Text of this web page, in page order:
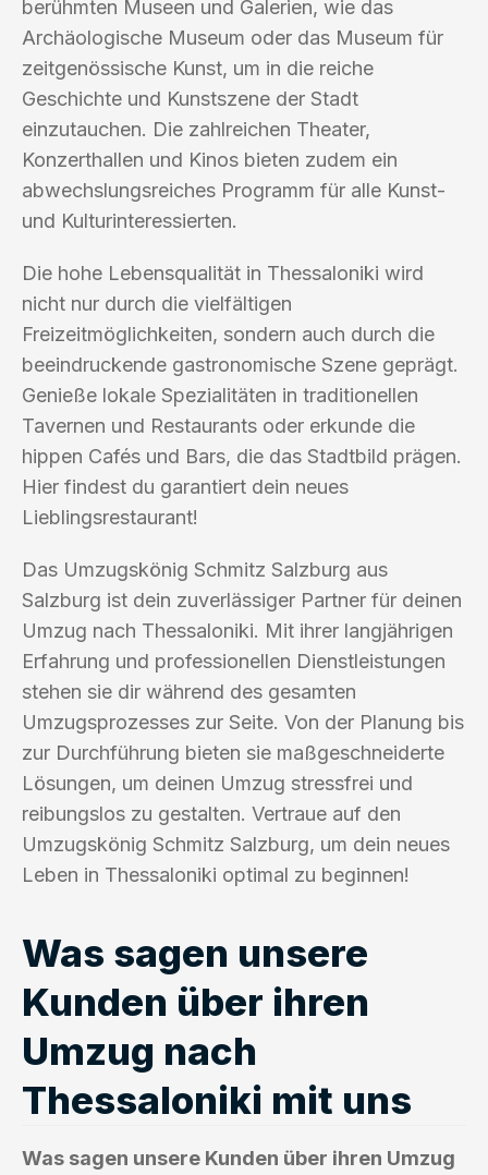
berühmten Museen und Galerien, wie das
Archäologische Museum oder das Museum für
zeitgenössische Kunst, um in die reiche
Geschichte und Kunstszene der Stadt
einzutauchen. Die zahlreichen Theater,
Konzerthallen und Kinos bieten zudem ein
abwechslungsreiches Programm für alle Kunst-
und Kulturinteressierten.
Die hohe Lebensqualität in Thessaloniki wird
nicht nur durch die vielfältigen
Freizeitmöglichkeiten, sondern auch durch die
beeindruckende gastronomische Szene geprägt.
Genieße lokale Spezialitäten in traditionellen
Tavernen und Restaurants oder erkunde die
hippen Cafés und Bars, die das Stadtbild prägen.
Hier findest du garantiert dein neues
Lieblingsrestaurant!
Das Umzugskönig Schmitz Salzburg aus
Salzburg ist dein zuverlässiger Partner für deinen
Umzug nach Thessaloniki. Mit ihrer langjährigen
Erfahrung und professionellen Dienstleistungen
stehen sie dir während des gesamten
Umzugsprozesses zur Seite. Von der Planung bis
zur Durchführung bieten sie maßgeschneiderte
Lösungen, um deinen Umzug stressfrei und
reibungslos zu gestalten. Vertraue auf den
Umzugskönig Schmitz Salzburg, um dein neues
Leben in Thessaloniki optimal zu beginnen!
Was sagen unsere
Kunden über ihren
Umzug nach
Thessaloniki mit uns
Was sagen unsere Kunden über ihren Umzug